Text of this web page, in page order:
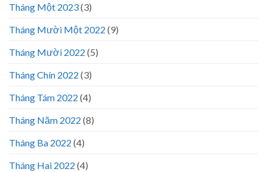
Tháng Một 2023(3)
Tháng Mười Một 2022 (9)
Tháng Mười 2022 (5)
Tháng Chín 2022 (3)
Tháng Tám 2022 (4)
Tháng Năm 2022 (8)
Tháng Ba 2022 (4)
Tháng Hai 2022 (4)